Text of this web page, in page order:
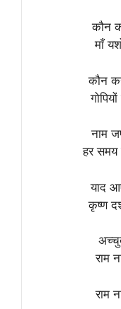
कौन
माँ
कौन
नाम
हर समय
याद
कृष्ण
राम
राम